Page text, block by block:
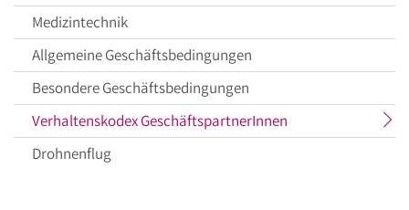
Medizintechnik
Allgemeine Geschäftsbedingungen
Besondere Geschäftsbedingungen
Verhaltenskodex GeschäftspartnerInnen
Menüpunkt
Drohnenflug